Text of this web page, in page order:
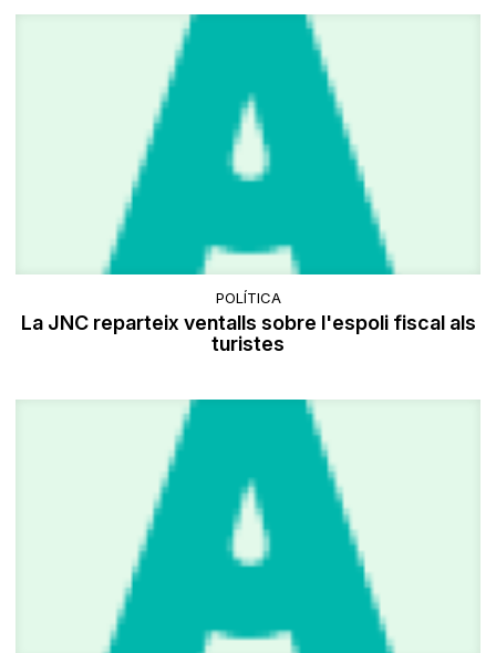
POLÍTICA
La JNC reparteix ventalls sobre l'espoli fiscal als
turistes